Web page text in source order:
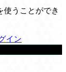
使うことができ
イン